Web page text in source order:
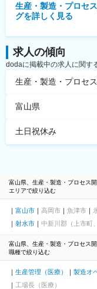
生産・製造・プロセ
グを詳しく見る
求人の傾向
dodaに掲載中の求人に関す
生産・製造・プロセ
富山県
土日祝休み
富山県、生産・製造・プロセス
エリアで絞り込む
富山市 高岡市 魚津市
射水市
中新川郡（上市町
富山県、生産・製造・プロセス
職種で絞り込む
生産管理（医療） 製造オ
工場長（医療）